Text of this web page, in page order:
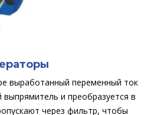
выработанный переменный ток
и преобразуется в
через фильтр, чтобы